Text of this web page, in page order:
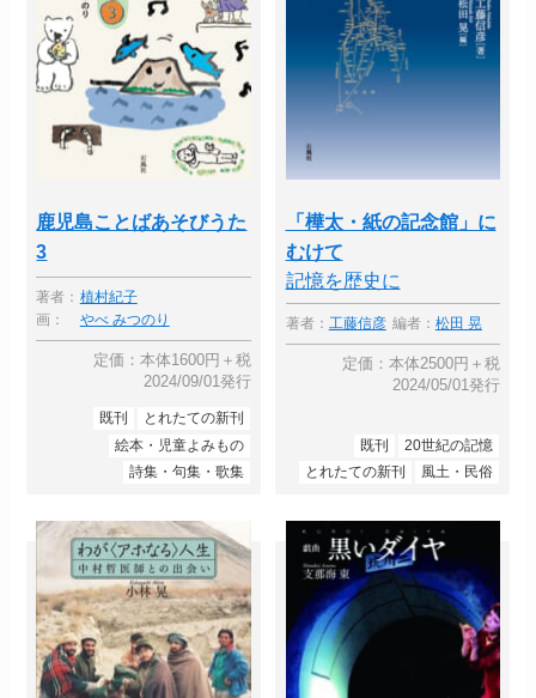
鹿児島ことばあそびうた
3
著者： 植村紀子
画：
やべ みつのり
定価：本体1600円＋税
2024/09/01発行
既刊
とれたての新刊
絵本・児童よみもの
詩集・句集・歌集
「樺太・紙の記念館」に
むけて
記憶を歴史に
著者： 工藤信彦 編者： 松田 晃
定価：本体2500円＋税
2024/05/01発行
既刊
20世紀の記憶
とれたての新刊
風土・民俗